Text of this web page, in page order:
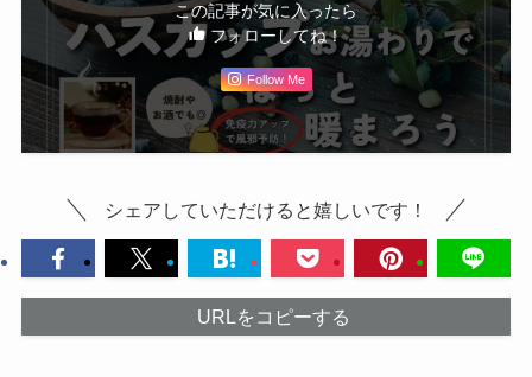
この記事が気に入ったら
フォローしてね！
Follow Me
シェアしていただけると嬉しいです！
URLをコピーする